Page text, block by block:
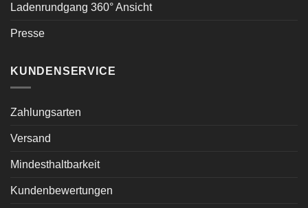
Ladenrundgang 360° Ansicht
Presse
KUNDENSERVICE
Zahlungsarten
Versand
Mindesthaltbarkeit
Kundenbewertungen